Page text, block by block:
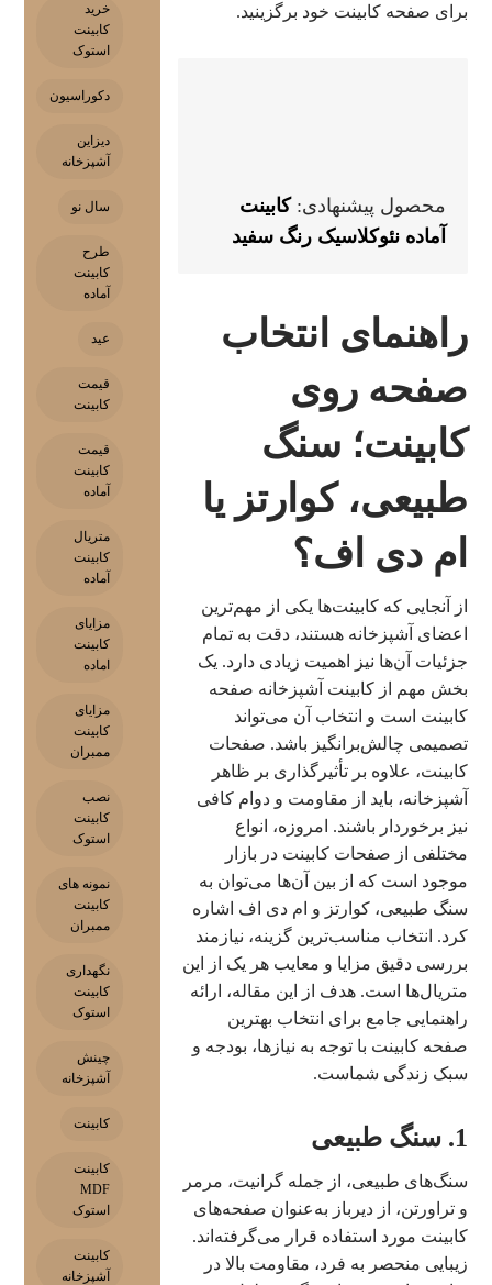
برای صفحه کابینت خود برگزینید.
محصول پیشنهادی:کابینت
آماده نئوکلاسیک رنگ سفید
راهنمای انتخاب
صفحه روی
کابینت؛ سنگ
طبیعی، کوارتز یا
ام دی اف؟
از آنجایی که کابینت‌ها یکی از مهم‌ترین
اعضای آشپزخانه هستند، دقت به تمام
جزئیات آن‌ها نیز اهمیت زیادی دارد. یک
بخش مهم از کابینت آشپزخانه صفحه
کابینت است و انتخاب آن می‌تواند
تصمیمی چالش‌برانگیز باشد. صفحات
کابینت، علاوه بر تأثیرگذاری بر ظاهر
آشپزخانه، باید از مقاومت و دوام کافی
نیز برخوردار باشند. امروزه، انواع
مختلفی از صفحات کابینت در بازار
موجود است که از بین آن‌ها می‌توان به
سنگ طبیعی، کوارتز و ام دی اف اشاره
کرد. انتخاب مناسب‌ترین گزینه، نیازمند
بررسی دقیق مزایا و معایب هر یک از این
متریال‌ها است. هدف از این مقاله، ارائه
راهنمایی جامع برای انتخاب بهترین
صفحه کابینت با توجه به نیازها، بودجه و
سبک زندگی شماست.
1. سنگ طبیعی
سنگ‌های طبیعی، از جمله گرانیت، مرمر
و تراورتن، از دیرباز به‌عنوان صفحه‌های
کابینت مورد استفاده قرار می‌گرفته‌اند.
زیبایی منحصر به فرد، مقاومت بالا در
خرید
کابینت
استوک
دکوراسیون
دیزاین
آشپزخانه
سال نو
طرح
کابینت
آماده
عید
قیمت
کابینت
قیمت
کابینت
آماده
متریال
کابینت
آماده
مزایای
کابینت
اماده
مزایای
کابینت
ممبران
نصب
کابینت
استوک
نمونه های
کابینت
ممبران
نگهداری
کابینت
استوک
چینش
آشپزخانه
کابینت
کابینت
MDF
استوک
کابینت
آشپزخانه